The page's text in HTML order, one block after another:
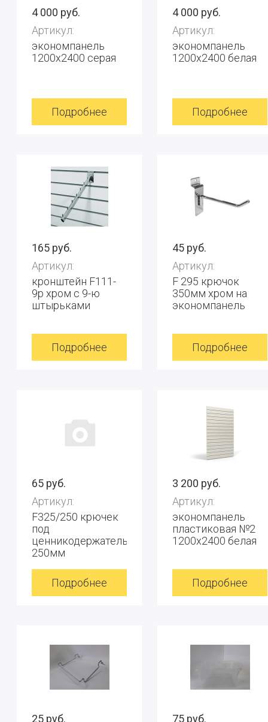
4 000 руб.
Артикул:
экономпанель
1200x2400 серая
Подробнее
4 000 руб.
Артикул:
экономпанель
1200x2400 белая
Подробнее
165 руб.
Артикул:
кронштейн F111-
9p хром с 9-ю
штырьками
Подробнее
45 руб.
Артикул:
F 295 крючок
350мм хром на
экономпанель
Подробнее
65 руб.
Артикул:
F325/250 крючек
под
ценникодержатель
250мм
Подробнее
3 200 руб.
Артикул:
экономпанель
пластиковая №2
1200x2400 белая
Подробнее
25 руб. 75 руб.